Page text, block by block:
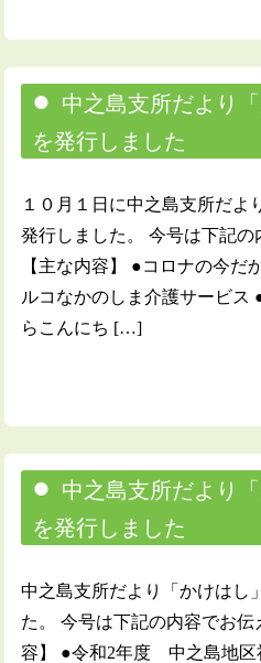
中之島支所だより
を発行しました
１０月１日に中之島支所だよ
発行しました。 今号は下記の
【主な内容】 ●コロナの今だ
ルコなかのしま介護サービス
らこんにち […]
中之島支所だより
を発行しました
中之島支所だより「かけはし
た。 今号は下記の内容でお
容】 ●令和2年度 中之島地区